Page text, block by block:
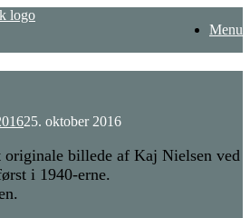
Menu
25. oktober 2016
originale billede af Kaj Nielsen ved
i 1940-erne.